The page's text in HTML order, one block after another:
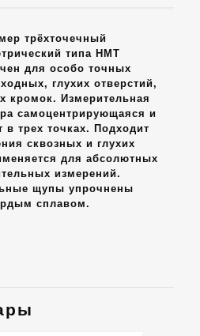
трёхточечный
типа НМТ
для особо точных
глухих отверстий,
кромок. Измерительная
самоцентрирующаяся и
в трех точках. Подходит
сквозных и глухих
для абсолютных
измерений.
щупы упрочнены
сплавом.